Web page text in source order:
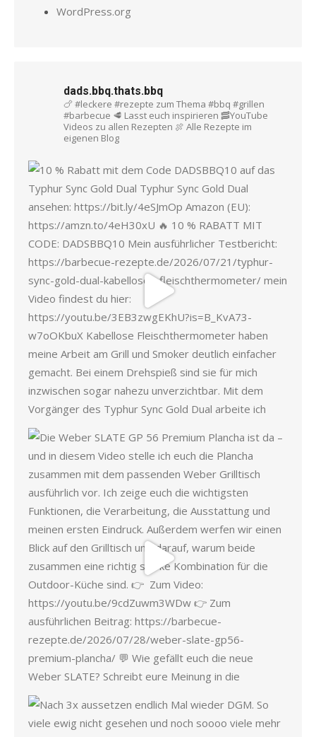
WordPress.org
dads.bbq.thats.bbq
🍗 #leckere #rezepte zum Thema #bbq #grillen
#barbecue 🥩 Lasst euch inspirieren 🥓YouTube
Videos zu allen Rezepten 🍖 Alle Rezepte im
eigenen Blog